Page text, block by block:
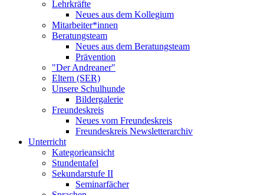
Lehrkräfte
Neues aus dem Kollegium
Mitarbeiter*innen
Beratungsteam
Neues aus dem Beratungsteam
Prävention
"Der Andreaner"
Eltern (SER)
Unsere Schulhunde
Bildergalerie
Freundeskreis
Neues vom Freundeskreis
Freundeskreis Newsletterarchiv
Unterricht
Kategorieansicht
Stundentafel
Sekundarstufe II
Seminarfächer